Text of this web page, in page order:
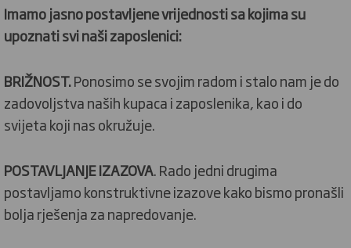
Imamo jasno postavljene vrijednosti sa kojima su
upoznati svi naši zaposlenici:
BRIŽNOST.Ponosimo se svojim radom i stalo nam je do
zadovoljstva naših kupaca i zaposlenika, kao i do
svijeta koji nas okružuje.
POSTAVLJANJE IZAZOVA. Rado jedni drugima
postavljamo konstruktivne izazove kako bismo pronašli
bolja rješenja za napredovanje.